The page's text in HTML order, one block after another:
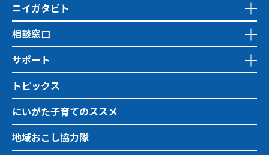
ニイガタビト
相談窓口
サポート
トピックス
にいがた子育てのススメ
地域おこし協力隊